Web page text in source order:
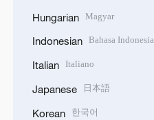
Hungarian Magyar
Indonesian Bahasa Indonesia
Italian Italiano
Japanese 日本語
Korean 한국어